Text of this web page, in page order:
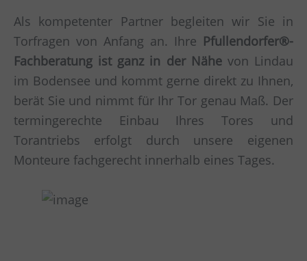
Als kompetenter Partner begleiten wir Sie in
Torfragen von Anfang an. Ihre Pfullendorfer®-
Fachberatung ist ganz in der Nähevon Lindau
im Bodensee und kommt gerne direkt zu Ihnen,
berät Sie und nimmt für Ihr Tor genau Maß. Der
termingerechte Einbau Ihres Tores und
Torantriebs erfolgt durch unsere eigenen
Monteure fachgerecht innerhalb eines Tages.